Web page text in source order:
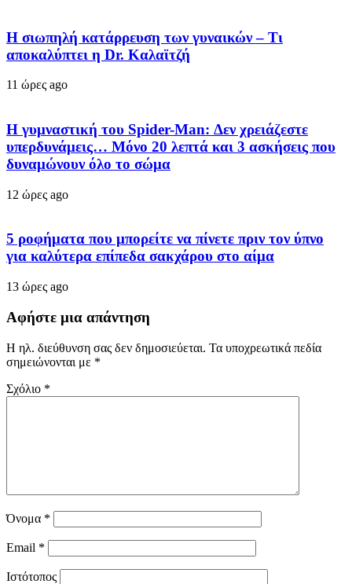
Η σιωπηλή κατάρρευση των γυναικών – Τι
αποκαλύπτει η Dr. Καλαϊτζή
11 ώρες ago
Η γυμναστική του Spider-Man: Δεν χρειάζεστε
υπερδυνάμεις… Μόνο 20 λεπτά και 3 ασκήσεις που
δυναμώνουν όλο το σώμα
12 ώρες ago
5 ροφήματα που μπορείτε να πίνετε πριν τον ύπνο
για καλύτερα επίπεδα σακχάρου στο αίμα
13 ώρες ago
Αφήστε μια απάντηση
Η ηλ. διεύθυνση σας δεν δημοσιεύεται. Τα υποχρεωτικά πεδία
σημειώνονται με *
Σχόλιο *
Όνομα *
Email *
Ιστότοπος